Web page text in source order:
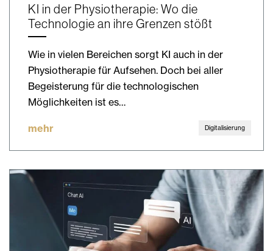
KI in der Physiotherapie: Wo die
Technologie an ihre Grenzen stößt
Wie in vielen Bereichen sorgt KI auch in der
Physiotherapie für Aufsehen. Doch bei aller
Begeisterung für die technologischen
Möglichkeiten ist es…
mehr Digitalisierung